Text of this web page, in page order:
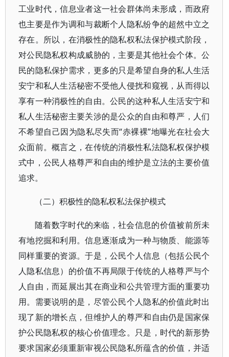
工业时代，信息业者这一社会群体尚未形成，而政府
也主要是作为调和与裁断个人隐私纷争的超然中立之
存在。所以，在消极性的隐私权私法保护模式阶段，
对公民隐私权构成威胁的，主要是其他社会个体。公
民的隐私保护需求，更多的只是希望自身的私人生活
安宁和私人生活秘密不受他人侵扰和窥视，从而得以
享有一种消极性的自由。公民的这种私人生活安宁和
私人生活秘密主要关涉的是公众的自由和尊严，人们
不希望自己因为隐私尽失而“赤裸裸”地曝光在社会大
众面前。概言之，在传统的消极性私法隐私权保护模
式中，公民人格尊严和自由的维护是立法的主要价值
追求。
（二）积极性的隐私权私法保护模式
随着数字时代的来临，社会信息的价值被前所未
有地挖掘和利用。信息逐渐成为一种与物质、能源等
同样重要的资源。于是，公民个人信息（包括公民个
人隐私信息）的价值不再局限于传统的人格尊严与个
人自由，而延展出其在商业和公共管理方面的重要功
用。需要说明的是，尽管公民个人隐私的价值此时出
现了新的增长点，但维护人的尊严和自由仍是国家保
护公民隐私权的核心价值理念。只是，时代的新形势
要求国家必须重新审视公民隐私所蕴含的价值，并适